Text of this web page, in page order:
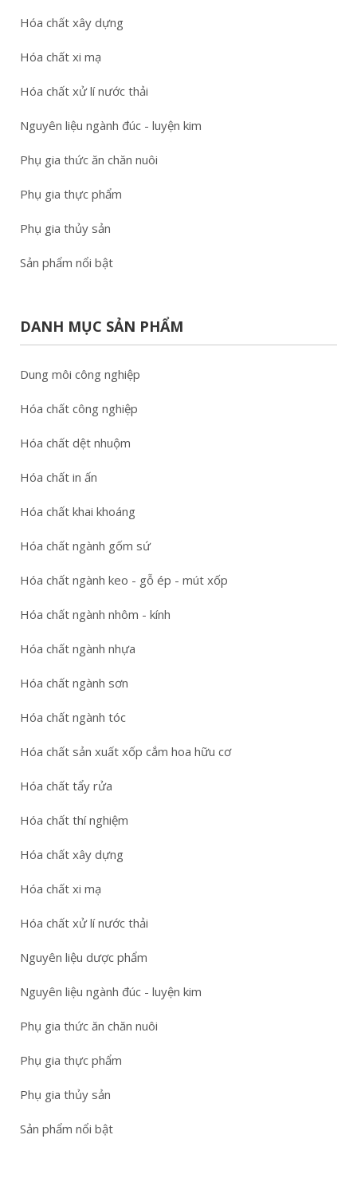
Hóa chất xây dựng
Hóa chất xi mạ
Hóa chất xử lí nước thải
Nguyên liệu ngành đúc - luyện kim
Phụ gia thức ăn chăn nuôi
Phụ gia thực phẩm
Phụ gia thủy sản
Sản phẩm nổi bật
DANH MỤC SẢN PHẨM
Dung môi công nghiệp
Hóa chất công nghiệp
Hóa chất dệt nhuộm
Hóa chất in ấn
Hóa chất khai khoáng
Hóa chất ngành gốm sứ
Hóa chất ngành keo - gỗ ép - mút xốp
Hóa chất ngành nhôm - kính
Hóa chất ngành nhựa
Hóa chất ngành sơn
Hóa chất ngành tóc
Hóa chất sản xuất xốp cắm hoa hữu cơ
Hóa chất tẩy rửa
Hóa chất thí nghiệm
Hóa chất xây dựng
Hóa chất xi mạ
Hóa chất xử lí nước thải
Nguyên liệu dược phẩm
Nguyên liệu ngành đúc - luyện kim
Phụ gia thức ăn chăn nuôi
Phụ gia thực phẩm
Phụ gia thủy sản
Sản phẩm nổi bật